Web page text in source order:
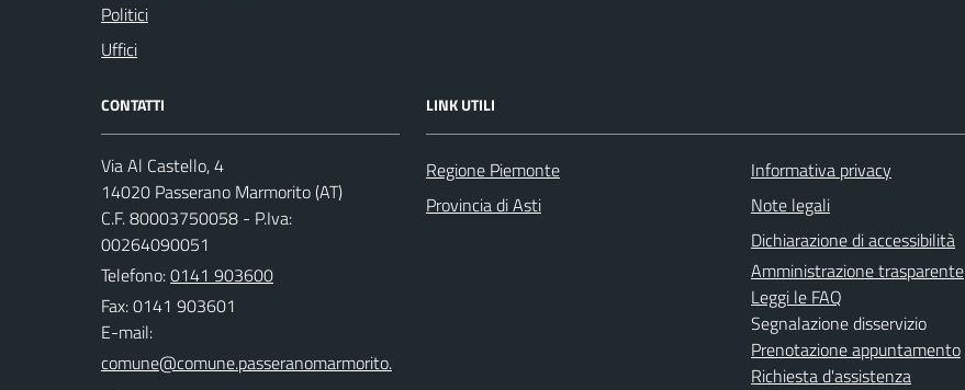
Politici
Uffici
CONTATTI
Via Al Castello, 4
14020 Passerano Marmorito (AT)
C.F. 80003750058 - P.Iva:
00264090051
Telefono:0141 903600
Fax: 0141 903601
E-mail:
LINK UTILI
Regione Piemonte
Provincia di Asti
Informativa privacy
Note legali
Dichiarazione di accessibilità
Amministrazione trasparente
Leggi le FAQ
Segnalazione disservizio
Prenotazione appuntamento
Richiesta d'assistenza